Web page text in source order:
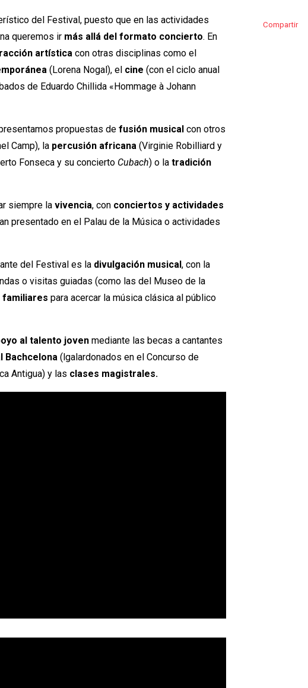
Compartir
del Festival, puesto que en las actividades
queremos ir más allá del formato concierto. En
artística con otras disciplinas como el
(Lorena Nogal), el cine (con el ciclo anual
de Eduardo Chillida «Hommage à Johann
propuestas defusión musical con otros
Camp), la percusión africana (Virginie Robilliard y
Fonseca y su concierto Cubach) o latradición
siempre lavivencia, con conciertos y actividades
presentado en el Palau de la Música o actividades
del Festival es la divulgación musical, con la
o visitas guiadas (como las del Museo de la
familiares para acercar la música clásica al público
al talento joven mediante las becas a cantantes
Bachcelona (lgalardonados en el Concurso de
Antigua) y las clases magistrales.